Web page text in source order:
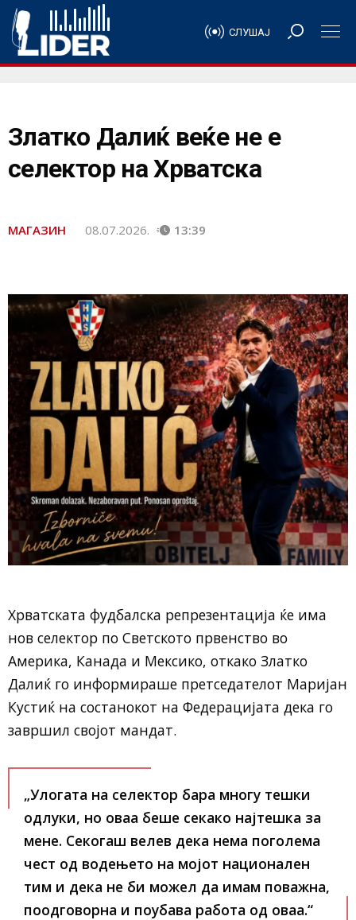
СЛУШАЈ
Златко Далиќ веќе не е
селектор на Хрватска
МАГАЗИН 08.07.2026. 13:39
Хрватската фудбалска репрезентација ќе има
нов селектор по Светското првенство во
Америка, Канада и Мексико, откако Златко
Далиќ го информираше претседателот Маријан
Кустиќ на состанокот на Федерацијата дека го
завршил својот мандат.
„Улогата на селектор бара многу тешки
одлуки, но оваа беше секако најтешка за
мене. Секогаш велев дека нема поголема
чест од водењето на мојот национален
тим и дека не би можел да имам поважна,
поодговорна и поубава работа од оваа.“